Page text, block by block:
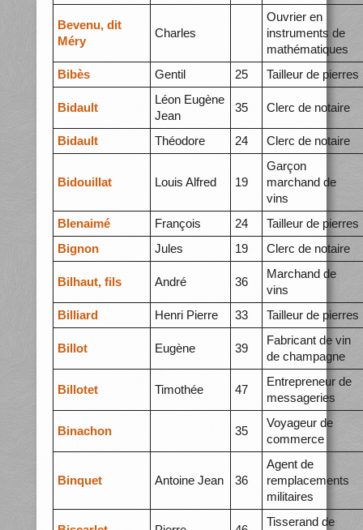
Bevenu, dit
Méry
Charles
Ouvrier en
instruments de
mathématiques
Bibès
Gentil 25 Tailleur de pierres
Bidault
Léon Eugène
Jean
35 Clerc de notaire
Bidault Théodore 24 Clerc de notaire
Bidouillat Louis Alfred 19
Garçon
marchand de
vins
BIenaimé
François 24
Tailleur de pierres
Bignon
Jules 19 Clerc de notaire
Bilhaut, fils André 36
Marchand de
vins
Billiard
Henri Pierre 33 Tailleur de pierres
Billot Eugène 39
Fabricant de vin
de champagne
Billotet Timothée 47
Entrepreneur de
messageries
Binachon 35
Voyageur de
commerce
Binquet Antoine Jean 36
Agent de
remplacements
militaires
Tisserand de